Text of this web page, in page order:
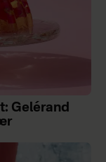
Gelérand